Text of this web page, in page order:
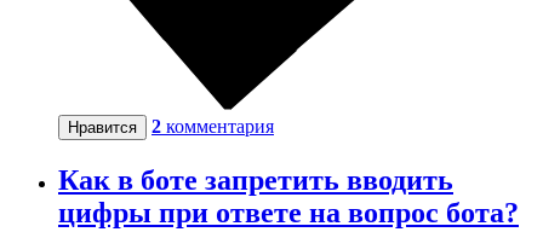
Нравится 2 комментария
Как в боте запретить вводить
цифры при ответе на вопрос бота?